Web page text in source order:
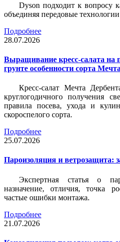
Dyson подходит к вопросу
объединяя передовые
Подробнее
28.07.2026
Выращивание кресс-салата на
грунте особенности сорта
Кресс-салат Мечта
круглогодичного получения
правила посева, ухода и
скороспелого сорта.
Подробнее
25.07.2026
Пароизоляция и ветрозащита:
Экспертная статья о
назначение, отличия, точка
частые ошибки монтажа.
Подробнее
21.07.2026